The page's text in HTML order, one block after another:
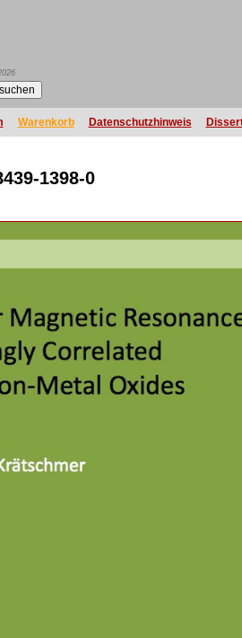
Warenkorb Datenschutzhinweis
1398-0